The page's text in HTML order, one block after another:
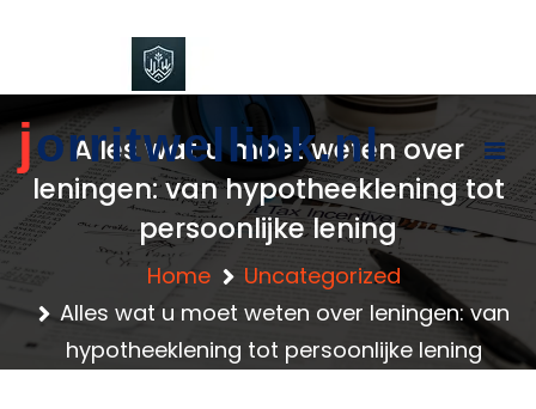
jorritwellink.nl
Alles wat u moet weten over
leningen: van hypotheeklening tot
persoonlijke lening
Home
Uncategorized
Alles wat u moet weten over leningen: van
hypotheeklening tot persoonlijke lening